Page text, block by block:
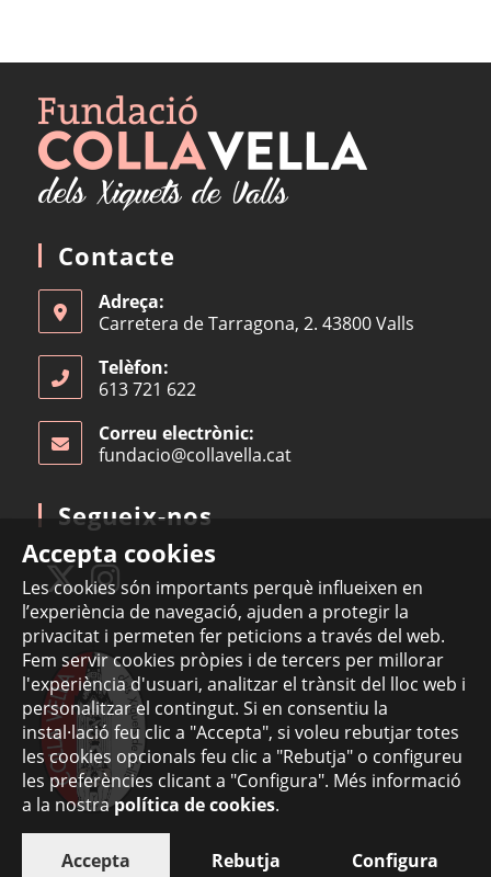
Accepta cookies
Les cookies són importants perquè influeixen en
l’experiència de navegació, ajuden a protegir la
privacitat i permeten fer peticions a través del web.
Fem servir cookies pròpies i de tercers per millorar
l'experiència d'usuari, analitzar el trànsit del lloc web i
personalitzar el contingut. Si en consentiu la
instal·lació feu clic a "Accepta", si voleu rebutjar totes
les cookies opcionals feu clic a "Rebutja" o configureu
les preferències clicant a "Configura". Més informació
a la nostrapolítica de cookies.
Accepta Rebutja Configura
Contacte
Adreça:
Carretera de Tarragona, 2. 43800 Valls
Telèfon:
613 721 622
Correu electrònic:
fundacio@collavella.cat
Segueix-nos